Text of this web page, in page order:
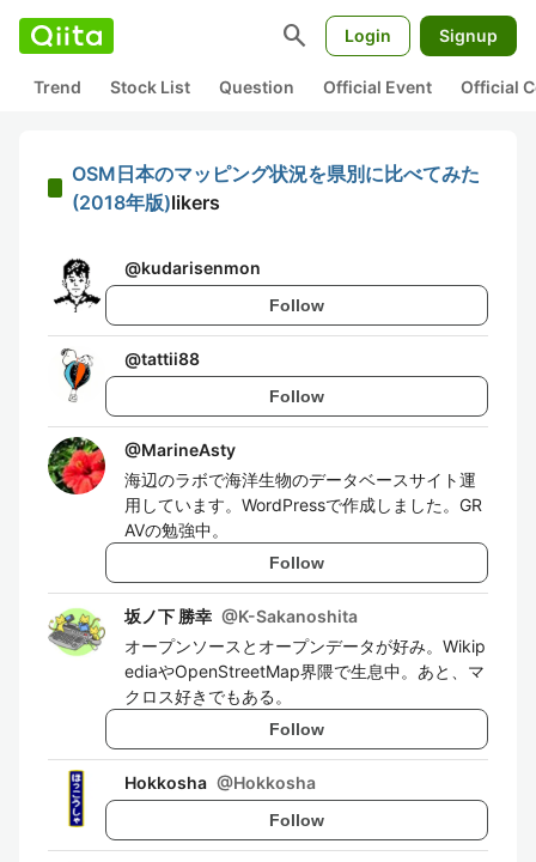
search Login Signup
Trend Stock List Question Official Event Official
OSM日本のマッピング状況を県別に比べてみた
(2018年版)likers
@kudarisenmon
Follow
@tattii88
Follow
@MarineAsty
海辺のラボで海洋生物のデータベースサイト運
用しています。WordPressで作成しました。GR
AVの勉強中。
Follow
坂ノ下 勝幸 @K-Sakanoshita
オープンソースとオープンデータが好み。Wikip
ediaやOpenStreetMap界隈で生息中。あと、マ
クロス好きでもある。
Follow
Hokkosha @Hokkosha
Follow